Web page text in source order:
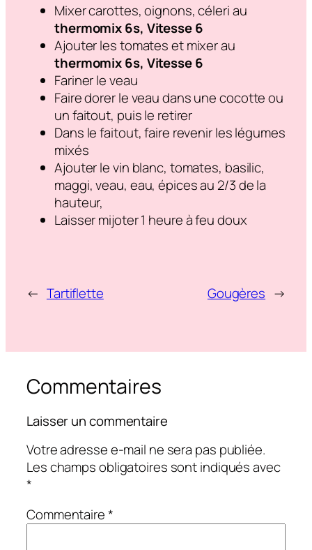
Mixer carottes, oignons, céleri au
thermomix 6s, Vitesse 6
Ajouter les tomates et mixer au
thermomix 6s, Vitesse 6
Fariner le veau
Faire dorer le veau dans une cocotte ou
un faitout, puis le retirer
Dans le faitout, faire revenir les légumes
mixés
Ajouter le vin blanc, tomates, basilic,
maggi, veau, eau, épices au 2/3 de la
hauteur,
Laisser mijoter 1 heure à feu doux
← Tartiflette Gougères →
Commentaires
Laisser un commentaire
Votre adresse e-mail ne sera pas publiée.
Les champs obligatoires sont indiqués avec
*
Commentaire*